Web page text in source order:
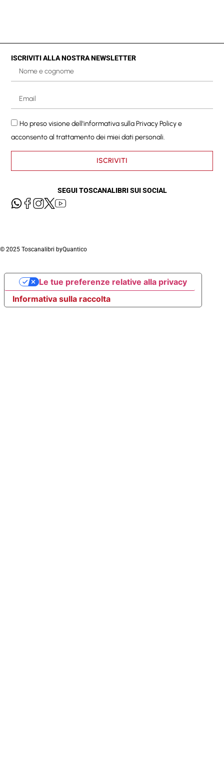
ISCRIVITI ALLA NOSTRA NEWSLETTER
Ho preso visione dell'informativa sullaPrivacy Policye
acconsento al trattamento dei miei dati personali.
ISCRIVITI
SEGUI TOSCANALIBRI SUI SOCIAL
© 2025 Toscanalibri byQuantico
Informativa sulla raccolta
Le tue preferenze relative alla privacy